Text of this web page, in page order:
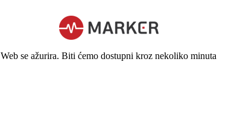
Web se ažurira. Biti ćemo dostupni kroz nekoliko minuta